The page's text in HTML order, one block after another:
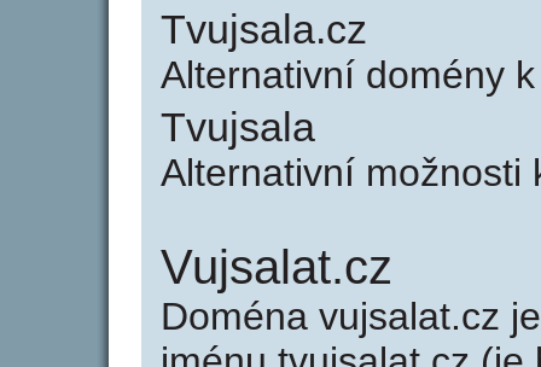
Tvujsala.cz
Alternativní domény
Tvujsala
Alternativní možnosti
Vujsalat.cz
Doména vujsalat.cz